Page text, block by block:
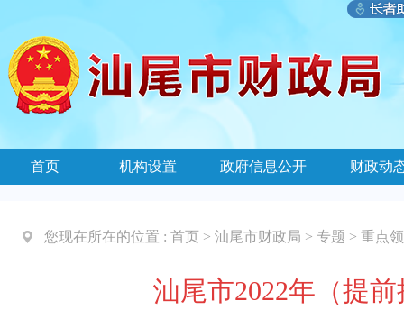
首页 机构设置 政府信息公开 财政动
您现在所在的位置 : 首页 > 汕尾市财政局 > 专题 > 重点
汕尾市2022年（提